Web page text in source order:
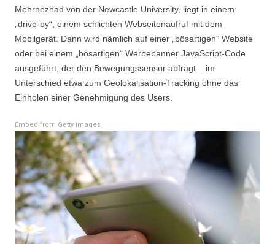
Mehrnezhad von der Newcastle University, liegt in einem
„drive-by“, einem schlichten Webseitenaufruf mit dem
Mobilgerät. Dann wird nämlich auf einer „bösartigen“ Website
oder bei einem „bösartigen“ Werbebanner JavaScript-Code
ausgeführt, der den Bewegungssensor abfragt – im
Unterschied etwa zum Geolokalisation-Tracking ohne das
Einholen einer Genehmigung des Users.
Embed from Getty Images